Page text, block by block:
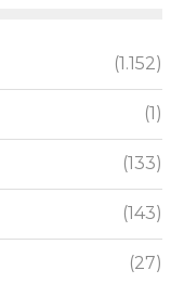
(1.152)
(1)
(133)
(143)
(27)